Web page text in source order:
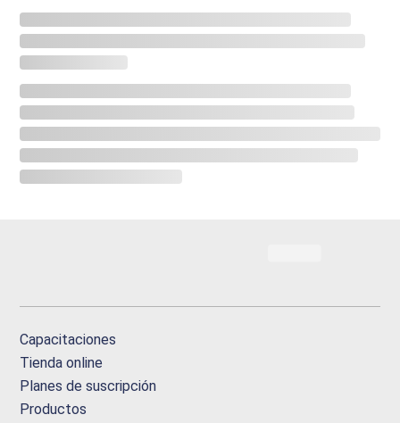
Capacitaciones
Tienda online
Planes de suscripción
Productos